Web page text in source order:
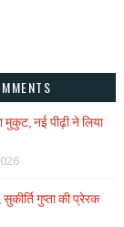
नई पीढ़ी ने लिया
गुप्ता की प्रेरक